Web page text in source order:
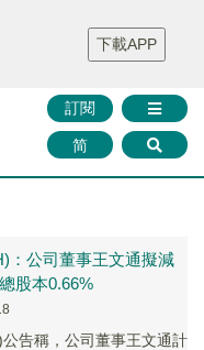
財華證券 媒體矩陣
智庫沙龍
聯絡我們
訂閱
简
下載APP
：公司董事王文通擬減
股本0.66%
告稱，公司董事王文通計